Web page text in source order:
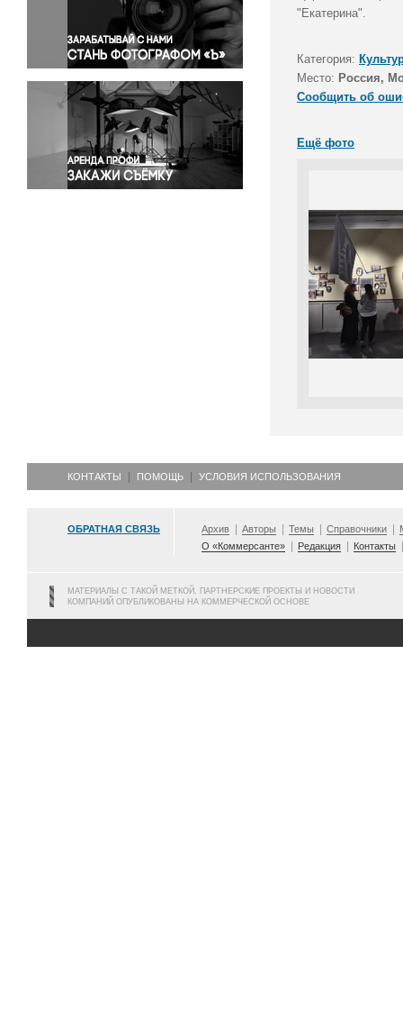
Правосудие
Происшествия и конфликты
Религия
Светская жизнь
Спорт
Экология
Экономика и бизнес
"Екатерина".
Категория:
Место: Россия,
Сообщить об
Ещё фото
КОНТАКТЫ ПОМОЩЬ УСЛОВИЯ ИСПОЛЬЗОВАНИЯ
ОБРАТНАЯ СВЯЗЬ Архив Авторы Темы Справочники
О «Коммерсанте»
Редакция Контакты
МАТЕРИАЛЫ С ТАКОЙ МЕТКОЙ, ПАРТНЕРСКИЕ ПРОЕКТЫ И НОВОСТИ
КОМПАНИЙ ОПУБЛИКОВАНЫ НА КОММЕРЧЕСКОЙ ОСНОВЕ